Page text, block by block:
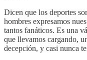
Dicen que los deportes
hombres expresamos
tantos fanáticos. Es una
que llevamos cargando,
decepción, y casi nunca